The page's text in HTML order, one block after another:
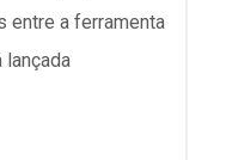
entre a ferramenta
lançada